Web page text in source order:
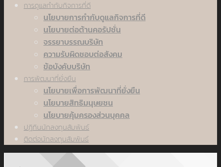
การดูแลกำกับกิจการที่ดี
นโยบายการกำกับดูแลกิจการที่ดี
นโยบายต่อต้านคอรัปชั่น
จรรยาบรรณบริษัท
ความรับผิดชอบต่อสังคม
ข้อบังคับบริษัท
การพัฒนาที่ยั่งยืน
นโยบายเพื่อการพัฒนาที่ยั่งยืน
นโยบายสิทธิมนุษยชน
นโยบายคุ้มครองส่วนบุคคล
ปฏิทินนักลงทุนสัมพันธ์
ติดต่อนักลงทุนสัมพันธ์